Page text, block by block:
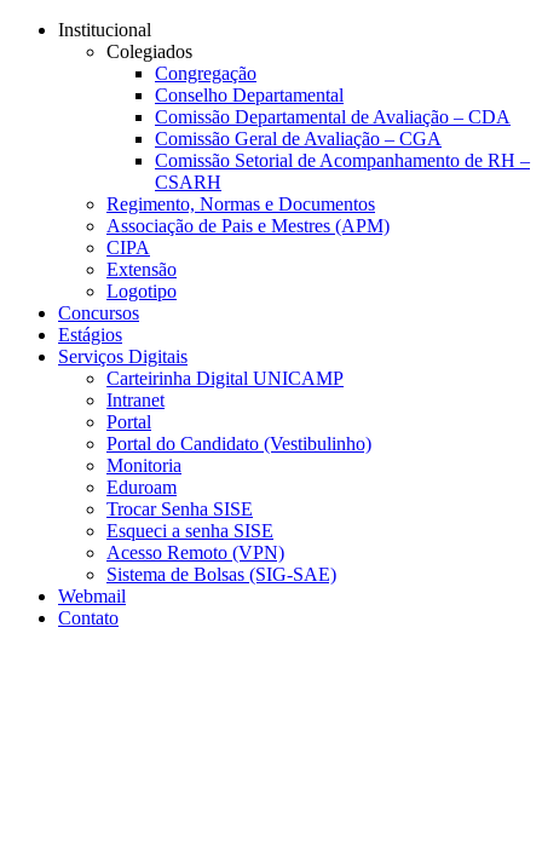
Conteúdo principal
Institucional
Colegiados
Congregação
Conselho Departamental
Comissão Departamental de Avaliação – CDA
Comissão Geral de Avaliação – CGA
Comissão Setorial de Acompanhamento de RH –
CSARH
Regimento, Normas e Documentos
Associação de Pais e Mestres (APM)
CIPA
Extensão
Logotipo
Concursos
Estágios
Serviços Digitais
Carteirinha Digital UNICAMP
Intranet
Portal
Portal do Candidato (Vestibulinho)
Monitoria
Eduroam
Trocar Senha SISE
Esqueci a senha SISE
Acesso Remoto (VPN)
Sistema de Bolsas (SIG-SAE)
Webmail
Contato